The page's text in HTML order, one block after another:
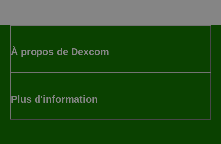
À propos de Dexcom
Plus d'information